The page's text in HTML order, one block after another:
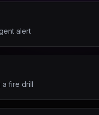
alert
a fire drill